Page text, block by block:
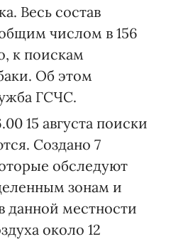
Весь состав
числом в 156
к поискам
Об этом
ГСЧС.
15 августа поиски
Создано 7
обследуют
зонам и
данной местности
около 12